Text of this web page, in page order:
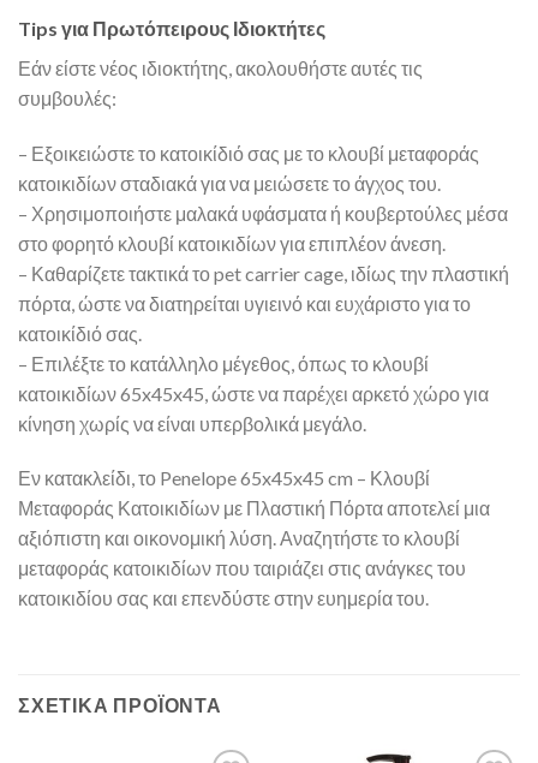
Tips για Πρωτόπειρους Ιδιοκτήτες
Εάν είστε νέος ιδιοκτήτης, ακολουθήστε αυτές τις
συμβουλές:
– Εξοικειώστε το κατοικίδιό σας με το κλουβί μεταφοράς
κατοικιδίων σταδιακά για να μειώσετε το άγχος του.
– Χρησιμοποιήστε μαλακά υφάσματα ή κουβερτούλες μέσα
στο φορητό κλουβί κατοικιδίων για επιπλέον άνεση.
– Καθαρίζετε τακτικά το pet carrier cage, ιδίως την πλαστική
πόρτα, ώστε να διατηρείται υγιεινό και ευχάριστο για το
κατοικίδιό σας.
– Επιλέξτε το κατάλληλο μέγεθος, όπως το κλουβί
κατοικιδίων 65x45x45, ώστε να παρέχει αρκετό χώρο για
κίνηση χωρίς να είναι υπερβολικά μεγάλο.
Εν κατακλείδι, το Penelope 65x45x45 cm – Κλουβί
Μεταφοράς Κατοικιδίων με Πλαστική Πόρτα αποτελεί μια
αξιόπιστη και οικονομική λύση. Αναζητήστε το κλουβί
μεταφοράς κατοικιδίων που ταιριάζει στις ανάγκες του
κατοικιδίου σας και επενδύστε στην ευημερία του.
ΣΧΕΤΙΚΆ ΠΡΟΪΌΝΤΑ